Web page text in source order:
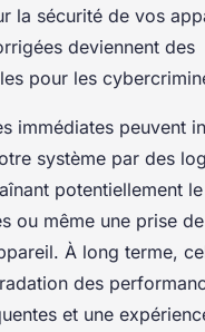
la sécurité de vos
deviennent des
pour les
immédiates peuvent
système par des
potentiellement
ou même une prise
À long terme,
des
et une